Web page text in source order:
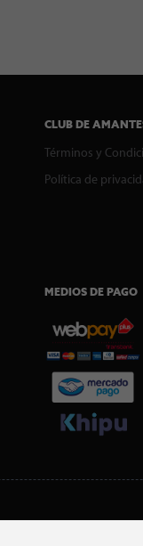
CLUB DE
Términos y
Política de
MEDIOS DE PAGO